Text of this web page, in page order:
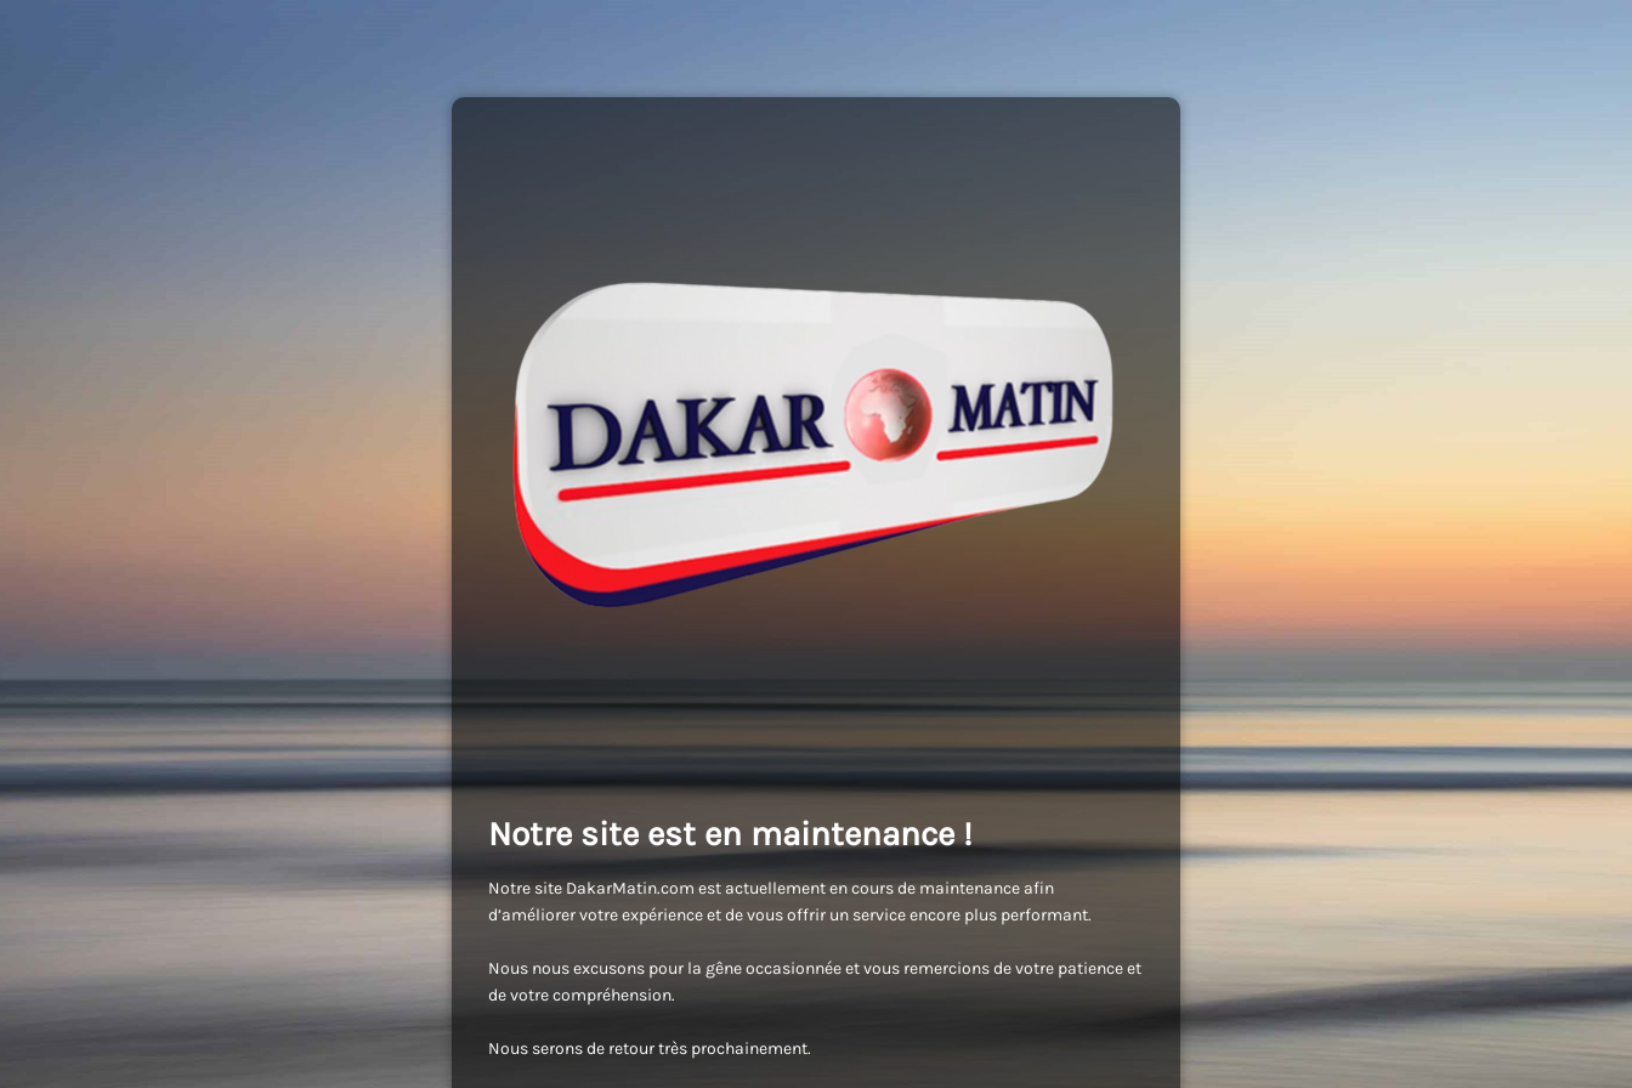
Notre site est en maintenance !
Notre site DakarMatin.com est actuellement en cours de maintenance afin
d’améliorer votre expérience et de vous offrir un service encore plus performant.
Nous nous excusons pour la gêne occasionnée et vous remercions de votre patience et
de votre compréhension.
Nous serons de retour très prochainement.